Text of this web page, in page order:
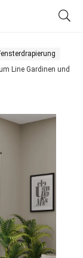
Line Gardinen und